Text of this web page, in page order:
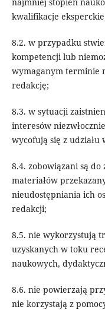
kwalifikacje
8.2. w przypadku
kompetencji lub
wymaganym terminie
redakcję;
8.3. w sytuacji
interesów
wycofują się z
8.4. zobowiązani są
materiałów
nieudostępniania ich
redakcji;
8.5. nie wykorzystują
uzyskanych w toku
naukowych,
8.6. nie powierzają
nie korzystają z